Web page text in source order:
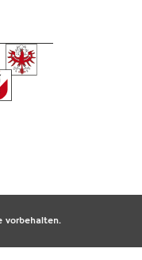
vorbehalten.